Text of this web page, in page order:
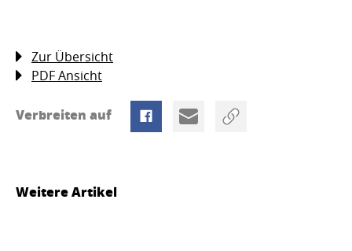
Zur Übersicht
PDF Ansicht
Verbreiten auf
Weitere Artikel